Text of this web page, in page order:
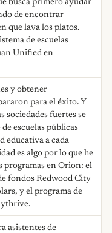
busca primero ayudar
de encontrar
que lava los platos.
de escuelas
Unified en
y obtener
para el éxito. Y
sociedades fuertes se
escuelas públicas
educativa a cada
es algo por lo que he
programas en Orion: el
fondos Redwood City
y el programa de
asistentes de